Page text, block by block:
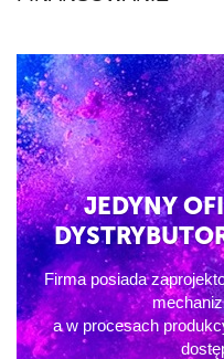
JEDYNY
Firma posiada
a w procesach